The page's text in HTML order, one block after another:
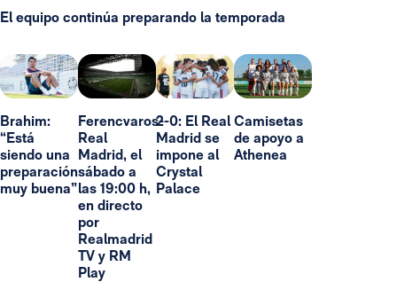
El equipo continúa preparando la temporada
Brahim:
“Está
siendo una
preparación
muy buena”
Ferencvaros-
Real
Madrid, el
sábado a
las 19:00 h,
en directo
por
Realmadrid
TV y RM
Play
2-0: El Real
Madrid se
impone al
Crystal
Palace
Camisetas
de apoyo a
Athenea